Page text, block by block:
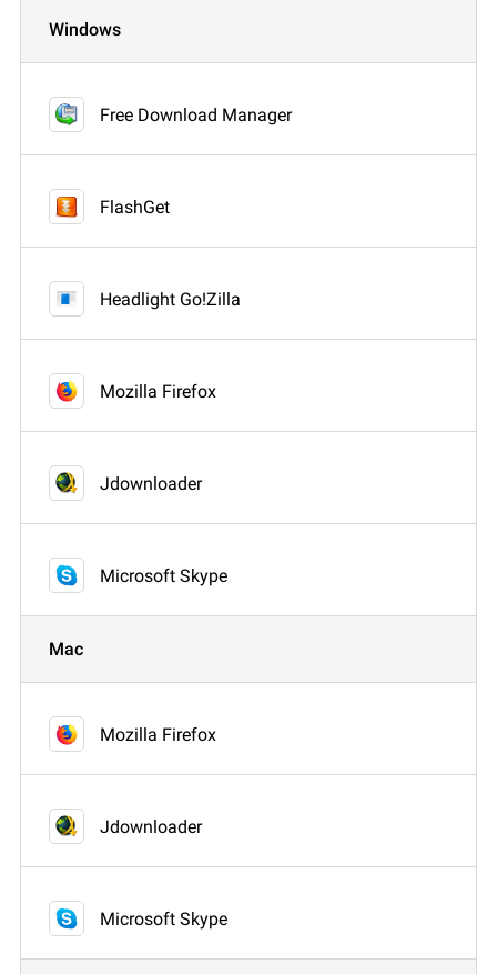
Windows
Free Download Manager
FlashGet
Headlight Go!Zilla
Mozilla Firefox
Jdownloader
Microsoft Skype
Mac
Mozilla Firefox
Jdownloader
Microsoft Skype